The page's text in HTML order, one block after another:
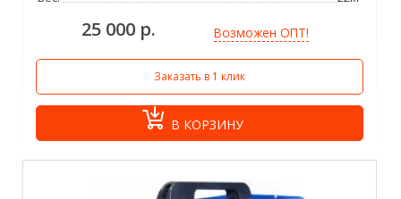
25 000 р. Возможен ОПТ!
Заказать в 1 клик
В КОРЗИНУ